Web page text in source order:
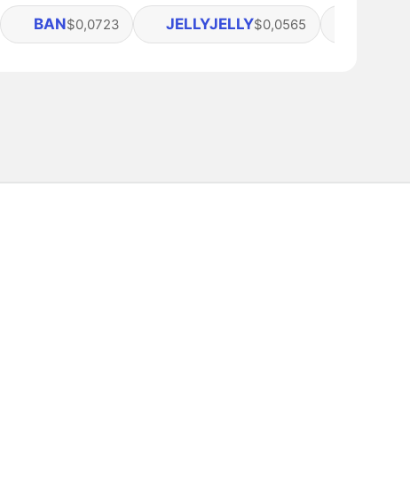
BAN$0,0723 JELLYJELLY$0,0565